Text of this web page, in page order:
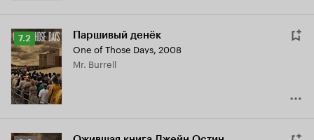
Рейтинг
Кинопоиска
7.2
7.2 Паршивый денёк
One of Those Days, 2008
Mr. Burrell